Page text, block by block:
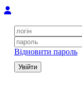
Відновити пароль
Увійти